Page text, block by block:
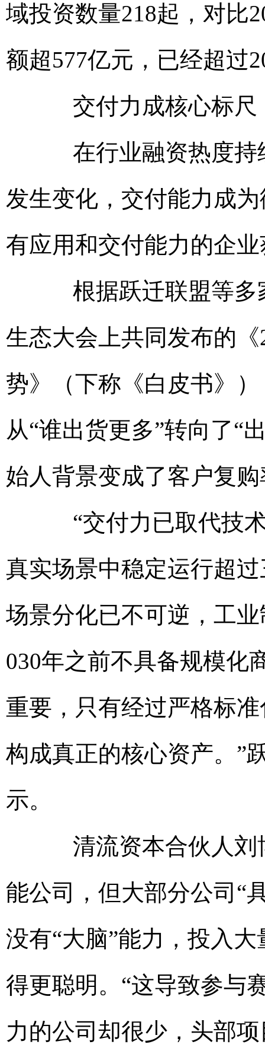
域投资数量218起，对比
额超577亿元，已经超过
交付力成核心标尺
在行业融资热度持
发生变化，交付能力成
有应用和交付能力的企
根据跃迁联盟等多
生态大会上共同发布的
势》（下称《白皮书》
从“谁出货更多”转向了“
始人背景变成了客户复
“交付力已取代技术
真实场景中稳定运行超
场景分化已不可逆，工
030年之前不具备规模化
重要，只有经过严格标
构成真正的核心资产。”
示。
清流资本合伙人刘
能公司，但大部分公司“
没有“大脑”能力，投入
得更聪明。“这导致参与
力的公司却很少，头部